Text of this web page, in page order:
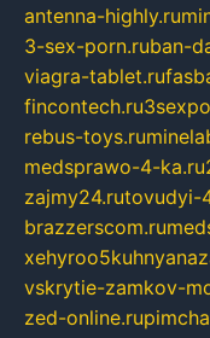
antenna-highly.ru
3-sex-porn.ruban-
viagra-tablet.ru
fincontech.ru
rebus-toys.ru
medsprawo-4-ka.ru
zajmy24.rutovudyi-
brazzerscom.ru
vskrytie-zamkov-
zed-online.ru